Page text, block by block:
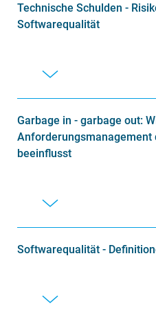
Technische Schulden -
Softwarequalität
Garbage in - garbage out:
beeinflusst
Softwarequalität -